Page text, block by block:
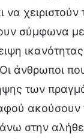
να
σύμφωνα με
άνθρωποι
των
ακούσουν
στην